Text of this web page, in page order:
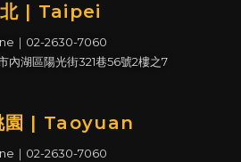
| Taipei
｜02-2630-7060
內湖區陽光街321巷56號2樓之7
園 | Taoyuan
｜02-2630-7060